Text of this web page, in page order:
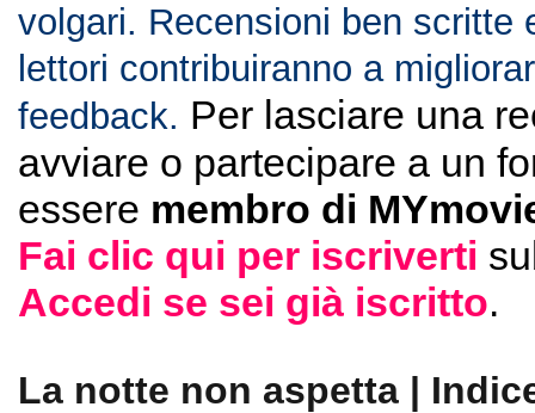
volgari. Recensioni ben scritte
lettori contribuiranno a
feedback. Per lasciare una
avviare o partecipare a un
essere membro di
Fai clic qui per iscriverti
Accedi se sei già iscritto.
La notte non aspetta |